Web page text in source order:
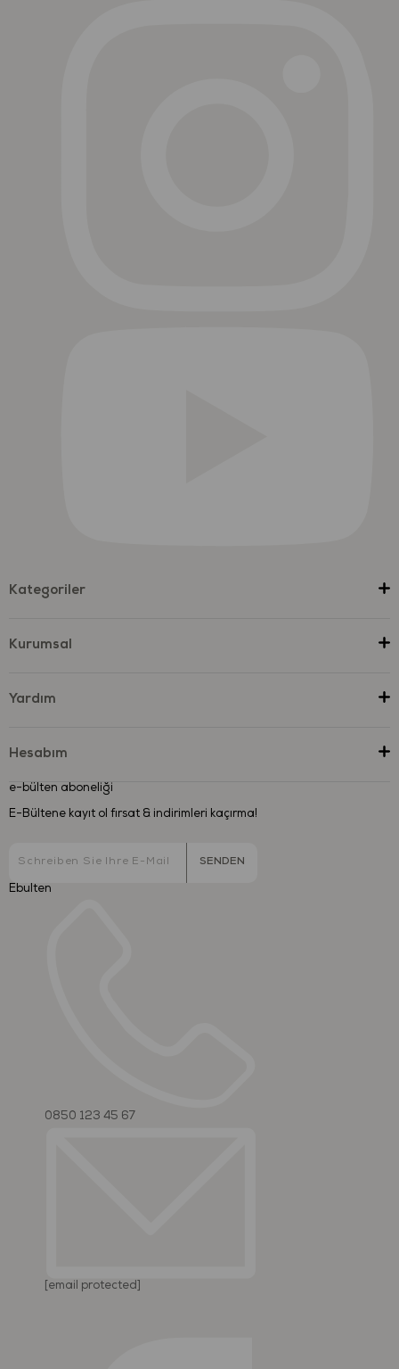
Kategoriler
Kurumsal
Yardım
Hesabım
e-bülten aboneliği
E-Bültene kayıt ol fırsat & indirimleri kaçırma!
SENDEN
Ebulten
0850 123 45 67
[email protected]